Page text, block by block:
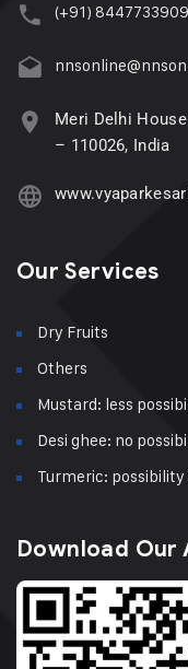
(+91)
Meri Delhi
– 110026, India
Our Services
Dry Fruits
Others
Mustard: less
Desi ghee: no
Turmeric:
Download Our